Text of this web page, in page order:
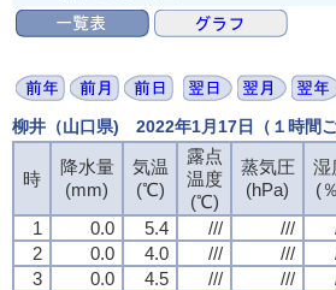
柳井（山口県) 2022年1月17日（１時間ご
時
降水量
(mm)
気温
(℃)
露点
温度
(℃)
蒸気圧
(hPa)
湿
(
1
0.0 5.4 /// ///
2
0.0 4.0 /// ///
3
0.0 4.5 /// ///
時
降水量
(mm)
気温
(℃)
露点
温度
(℃)
蒸気圧
(hPa)
湿
(
1
0.0 5.4 /// ///
2
0.0 4.0 /// ///
3
0.0 4.5 /// ///
時
降水量
(mm)
気温
(℃)
露点
温度
(℃)
蒸気圧
(hPa)
湿
(
1
0.0 5.4 /// ///
2
0.0 4.0 /// ///
3
0.0 4.5 /// ///
時
降水量
(mm)
気温
(℃)
露点
温度
(℃)
蒸気圧
(hPa)
湿
(
1
0.0 5.4 /// ///
2
0.0 4.0 /// ///
3
0.0 4.5 /// ///